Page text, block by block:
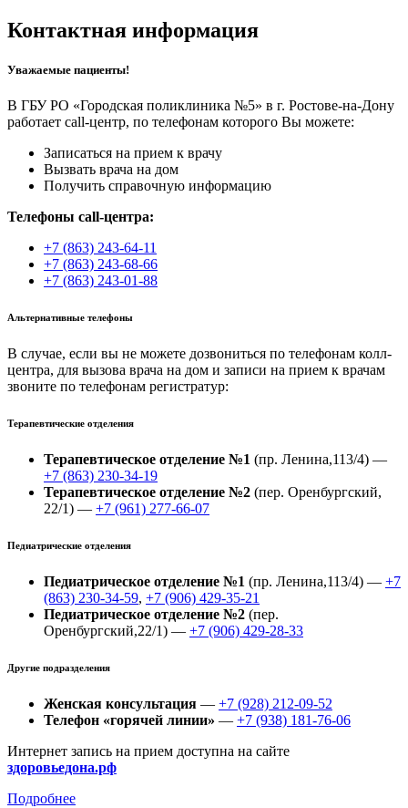
Контактная информация
Уважаемые пациенты!
В ГБУ РО «Городская поликлиника №5» в г. Ростове-на-Дону
работает call-центр, по телефонам которого Вы можете:
Записаться на прием к врачу
Вызвать врача на дом
Получить справочную информацию
Телефоны call-центра:
+7 (863) 243-64-11
+7 (863) 243-68-66
+7 (863) 243-01-88
Альтернативные телефоны
В случае, если вы не можете дозвониться по телефонам колл-
центра, для вызова врача на дом и записи на прием к врачам
звоните по телефонам регистратур:
Терапевтические отделения
Терапевтическое отделение №1 (пр. Ленина,113/4) —
+7 (863) 230-34-19
Терапевтическое отделение №2 (пер. Оренбургский,
22/1) — +7 (961) 277-66-07
Педиатрические отделения
Педиатрическое отделение №1 (пр. Ленина,113/4) — +7
(863) 230-34-59, +7 (906) 429-35-21
Педиатрическое отделение №2 (пер.
Оренбургский,22/1) — +7 (906) 429-28-33
Другие подразделения
Женская консультация — +7 (928) 212-09-52
Телефон «горячей линии» — +7 (938) 181-76-06
Интернет запись на прием доступна на сайте
здоровьедона.рф
Подробнее